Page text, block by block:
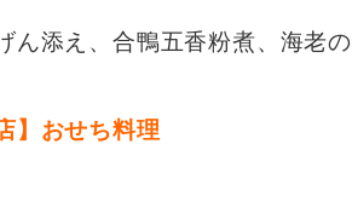
ん添え、合鴨五香粉煮、海老